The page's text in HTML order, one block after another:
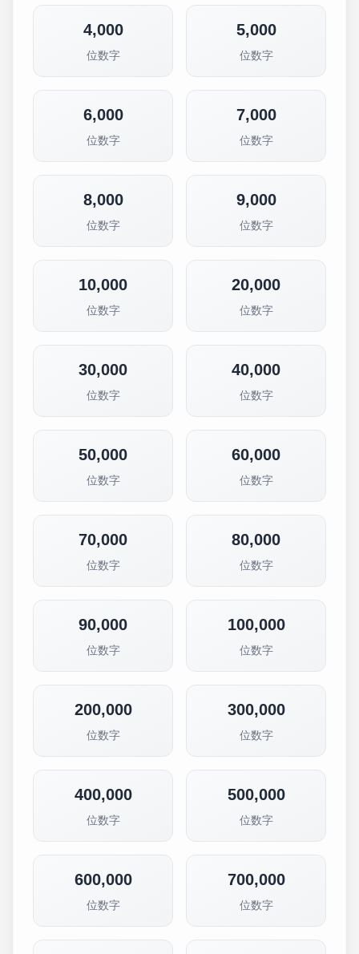
4,000
位数字
5,000
位数字
6,000
位数字
7,000
位数字
8,000
位数字
9,000
位数字
10,000
位数字
20,000
位数字
30,000
位数字
40,000
位数字
50,000
位数字
60,000
位数字
70,000
位数字
80,000
位数字
90,000
位数字
100,000
位数字
200,000
位数字
300,000
位数字
400,000
位数字
500,000
位数字
600,000
位数字
700,000
位数字